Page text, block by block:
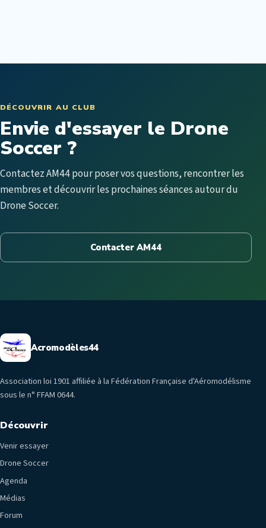
DÉCOUVRIR AU CLUB
Envie d'essayer le Drone
Soccer ?
Contactez AM44 pour poser vos questions, rencontrer les
membres et découvrir les prochaines séances autour du
Drone Soccer.
Contacter AM44
Acromodèles44
Association loi 1901 affiliée à la Fédération Française d'Aéromodélisme
sous le n° FFAM 0644.
Découvrir
Venir essayer
Drone Soccer
Agenda
Médias
Forum